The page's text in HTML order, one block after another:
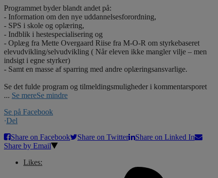
Programmet byder blandt andet på:
- Information om den nye uddannelsesforordning,
- SPS i skole og oplæring,
- Indblik i hestespecialisering og
- Oplæg fra Mette Overgaard Riise fra M-O-R om styrkebaseret
elevudvikling/selvudvikling ( Når eleven ikke mangler vilje – men
indsigt i egne styrker)
- Samt en masse af sparring med andre oplæringsansvarlige.
Se det fulde program og tilmeldingsmuligheder i kommentarsporet
... Se mereSe mindre
Se på Facebook
·Del
Share on Facebook
Share on Twitter
Share on Linked In
Share by Email
Likes: